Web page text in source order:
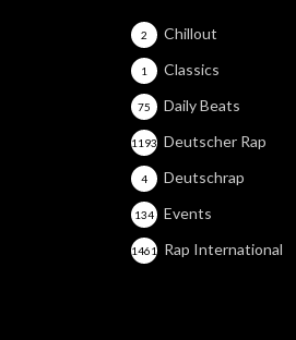
Chillout
2
Classics
1
Daily Beats
75
Deutscher Rap
1193
Deutschrap
4
Events
134
Rap International
1461